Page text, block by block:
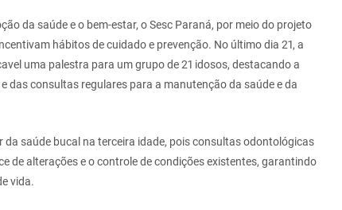
da saúde e o bem-estar, o Sesc Paraná, por meio do projeto
hábitos de cuidado e prevenção. No último dia 21, a
uma palestra para um grupo de 21 idosos, destacando a
das consultas regulares para a manutenção da saúde e da
saúde bucal na terceira idade, pois consultas odontológicas
de alterações e o controle de condições existentes, garantindo
vida.